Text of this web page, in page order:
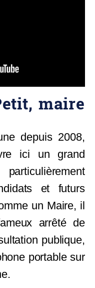
maire
depuis 2008,
ici un grand
et futurs
un Maire, il
arrêté de
publique,
portable sur